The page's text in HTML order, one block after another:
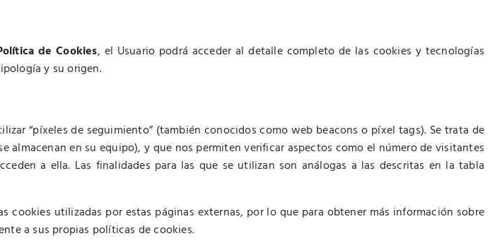
de Cookies, el Usuario podrá acceder al detalle completo de las cookies y tecnologías
y su origen.
“píxeles de seguimiento” (también conocidos como web beacons o píxel tags). Se trata de
en su equipo), y que nos permiten verificar aspectos como el número de visitantes
a ella. Las finalidades para las que se utilizan son análogas a las descritas en la tabla
utilizadas por estas páginas externas, por lo que para obtener más información sobre
a sus propias políticas de cookies.